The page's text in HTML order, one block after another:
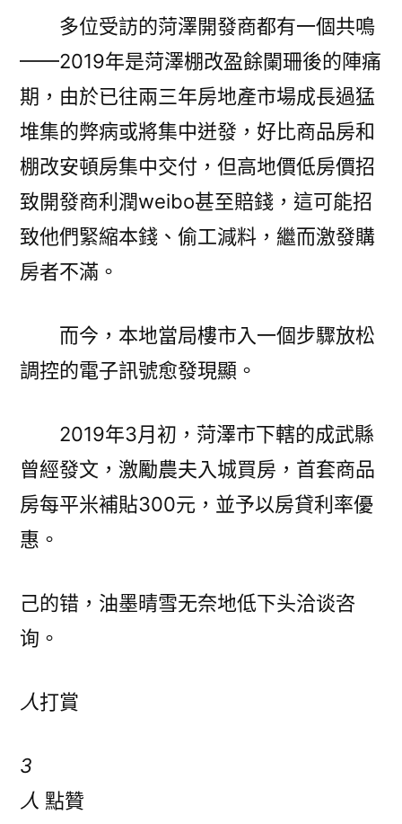
多位受訪的菏澤開發商都有一個共鳴
——2019年是菏澤棚改盈餘闌珊後的陣痛
期，由於已往兩三年房地產市場成長過猛
堆集的弊病或將集中迸發，好比商品房和
棚改安頓房集中交付，但高地價低房價招
致開發商利潤weibo甚至賠錢，這可能招
致他們緊縮本錢、偷工減料，繼而激發購
房者不滿。
而今，本地當局樓市入一個步驟放松
調控的電子訊號愈發現顯。
2019年3月初，菏澤市下轄的成武縣
曾經發文，激勵農夫入城買房，首套商品
房每平米補貼300元，並予以房貸利率優
惠。
己的错，油墨晴雪无奈地低下头洽谈咨
询。
人打賞
3
人 點贊